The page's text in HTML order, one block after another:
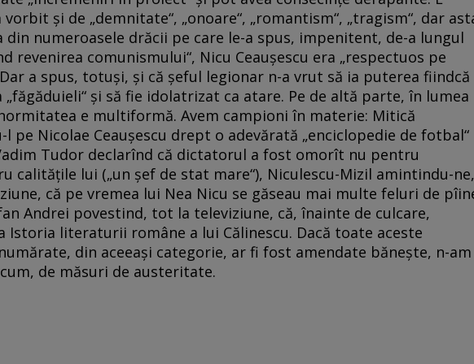
şi de „demnitate“, „onoare“, „romantism“, „tragism“, dar
din numeroasele drăcii pe care le-a spus, impenitent, de-a lungul
revenirea comunismului“, Nicu Ceauşescu era „respectuos pe
Dar a spus, totuşi, şi că şeful legionar n-a vrut să ia puterea fiindcă
şi să fie idolatrizat ca atare. Pe de altă parte, în lumea
e multiformă. Avem campioni în materie: Mitică
pe Nicolae Ceauşescu drept o adevărată „enciclopedie de fotbal“
Tudor declarînd că dictatorul a fost omorît nu pentru
calităţile lui („un şef de stat mare“), Niculescu-Mizil amintindu-ne,
că pe vremea lui Nea Nicu se găseau mai multe feluri de
Andrei povestind, tot la televiziune, că, înainte de culcare,
Istoria literaturii române a lui Călinescu. Dacă toate aceste
din aceeaşi categorie, ar fi fost amendate băneşte, n-am
de măsuri de austeritate.